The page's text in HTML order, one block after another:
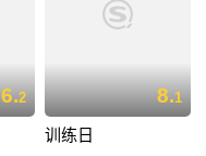
6.2 8.1
训练日